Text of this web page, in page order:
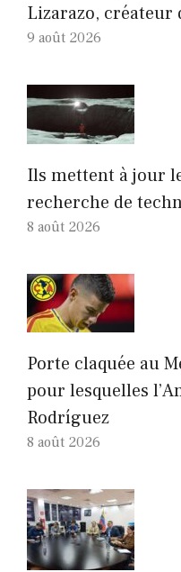
Lizarazo, créateur
9 août 2026
Ils mettent à jour
recherche de
8 août 2026
Porte claquée au
pour lesquelles
Rodríguez
8 août 2026